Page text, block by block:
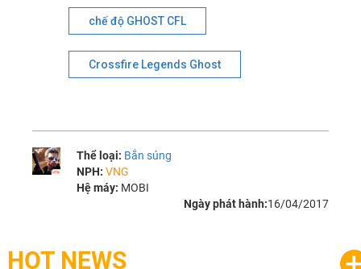
chế độ GHOST CFL
Crossfire Legends Ghost
Thể loại: Bắn súng
NPH:VNG
Hệ máy: MOBI
Ngày phát hành:16/04/2017
HOT NEWS